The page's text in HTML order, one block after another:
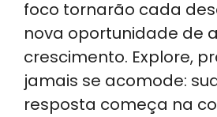
foco tornarão cada
nova oportunidade de
crescimento. Explore,
jamais se acomode:
resposta começa na